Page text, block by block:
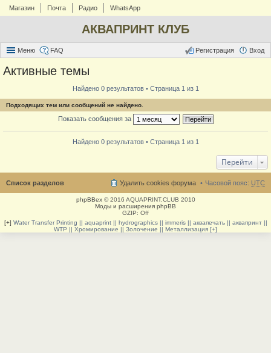
Магазин Почта Радио WhatsApp
АКВАПРИНТ КЛУБ
Меню FAQ Вход
Регистрация
Активные темы
Найдено 0 результатов • Страница 1 из 1
Подходящих тем или сообщений не найдено.
Показать сообщения за
Найдено 0 результатов • Страница 1 из 1
Перейти
Список разделов Часовой пояс: UTC
Удалить cookies форума
phpBBex© 2016 AQUAPRINT.CLUB 2010
Моды и расширения phpBB
GZIP: Off
[+] Water Transfer Printing || aquaprint || hydrographics || immeris || аквапечать || аквапринт ||
WTP || Хромирование || Золочение || Металлизация [+]